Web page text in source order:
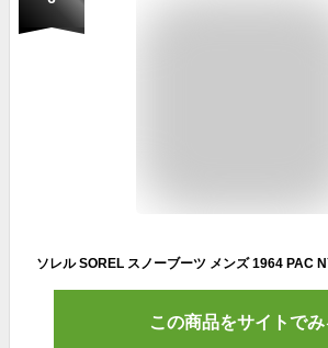
この商品をサイトでみ